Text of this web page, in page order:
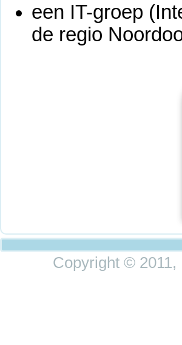
een IT-groep
de regio
Copyright © 2011,